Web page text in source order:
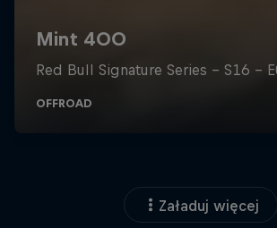
Załaduj więcej